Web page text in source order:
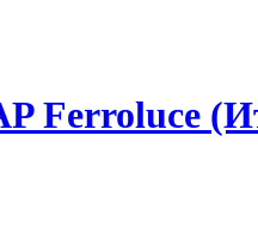
Ferroluce